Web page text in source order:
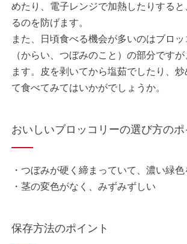
めたり、電子レンジで加熱したりすると
るのを防げます。
また、日頃食べる機会が多いのはブロ
（からい、つぼみのこと）の部分です
ます。皮を剥いてから塩茹でしたり、
て食べてみてはいかがでしょうか。
おいしいブロッコリーの選び方のポ
・つぼみが硬く締まっていて、濃い緑
・茎の変色がなく、みずみずしい
保存方法のポイント